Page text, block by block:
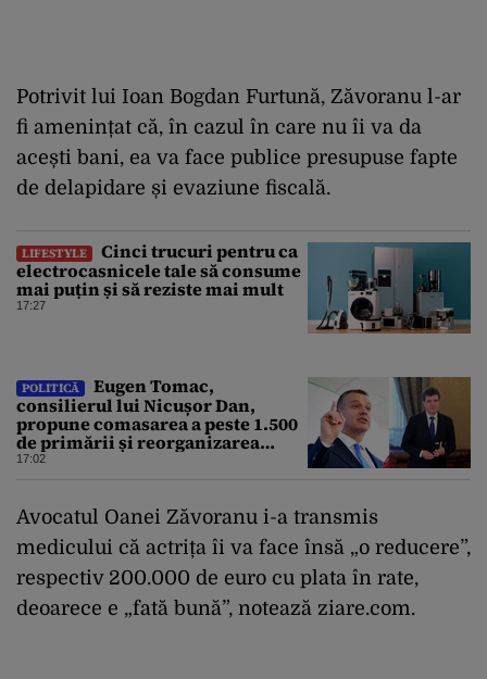
Potrivit lui Ioan Bogdan Furtună, Zăvoranu l-ar
fi amenințat că, în cazul în care nu îi va da
acești bani, ea va face publice presupuse fapte
de delapidare și evaziune fiscală.
LIFESTYLE
Cinci trucuri pentru ca
electrocasnicele tale să consume
mai puțin și să reziste mai mult
17:27
POLITICĂ
Eugen Tomac,
consilierul lui Nicușor Dan,
propune comasarea a peste 1.500
de primării și reorganizarea
administrativă a județelor
17:02
Avocatul Oanei Zăvoranu i-a transmis
medicului că actrița îi va face însă „o reducere”,
respectiv 200.000 de euro cu plata în rate,
deoarece e „fată bună”, notează ziare.com.